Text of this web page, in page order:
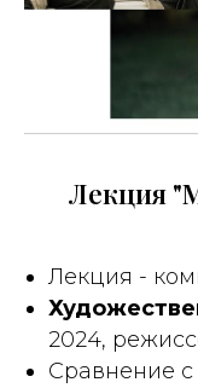
Лекция
Лекция -
2024,
Сравнение